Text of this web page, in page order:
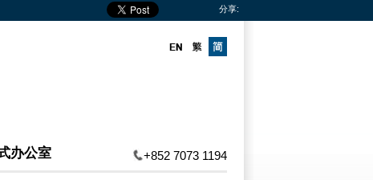
分享:
办公室 +852 7073 1194